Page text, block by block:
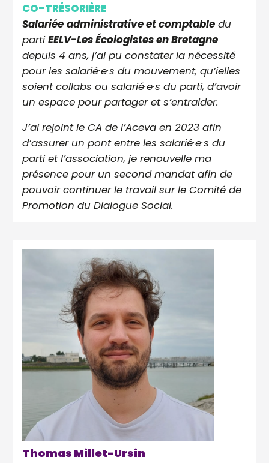
CO-TRÉSORIÈRE
Salariée administrative et comptable du
partiEELV-Les Écologistes en Bretagne
depuis 4 ans, j’ai pu constater la nécessité
pour les salarié·e·s du mouvement, qu’ielles
soient collabs ou salarié·e·s du parti, d’avoir
un espace pour partager et s’entraider.
J’ai rejoint le CA de l’Aceva en 2023 afin
d’assurer un pont entre les salarié·e·s du
parti et l’association, je renouvelle ma
présence pour un second mandat afin de
pouvoir continuer le travail sur le Comité de
Promotion du Dialogue Social.
Thomas Millet-Ursin